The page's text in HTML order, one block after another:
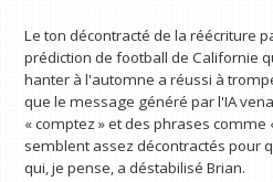
Le ton décontracté de la réécriture
prédiction de football de Californie
hanter à l'automne a réussi à
que le message généré par l'IA
« comptez » et des phrases comme
semblent assez décontractés pour
qui, je pense, a déstabilisé Brian.